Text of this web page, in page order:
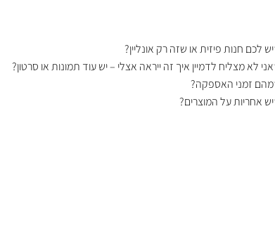
יש לכם חנות פיזית או שזה רק אונליין?
אני לא מצליח לדמיין איך זה ייראה אצלי – יש עוד תמונות או סרטון?
מהם זמני האספקה?
יש אחריות על המוצרים?